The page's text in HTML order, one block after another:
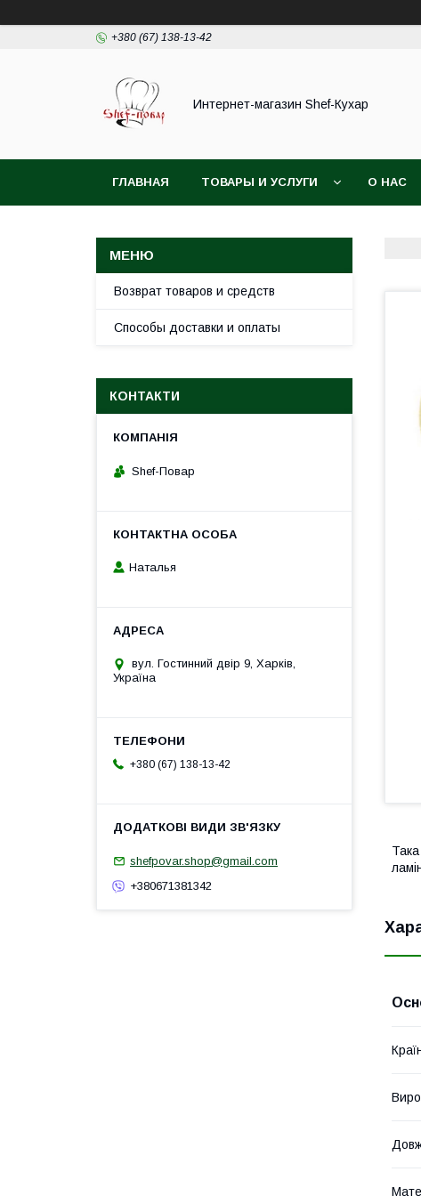
+380 (67) 138-13-42
Интернет-магазин Shef-Кухар
ГЛАВНАЯ ТОВАРЫ И УСЛУГИ О НАС
Возврат товаров и средств
Способы доставки и оплаты
КОНТАКТИ
Shef-Повар
Наталья
вул. Гостинний двір 9, Харків,
Україна
+380 (67) 138-13-42
shefpovar.shop@gmail.com
+380671381342